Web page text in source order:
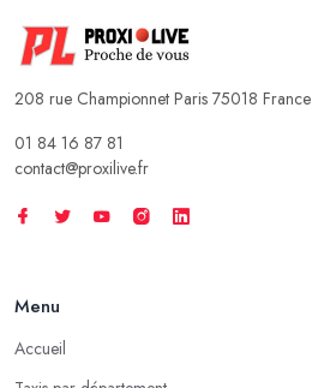
208 rue Championnet Paris 75018 France
01 84 16 87 81
contact@proxilive.fr
Menu
Accueil